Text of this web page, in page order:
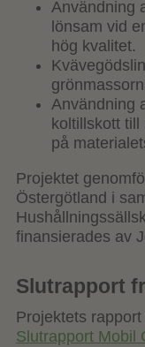
Användning
lönsam vid
hög kvalitet.
Användning
koltillskott
på
Projektet
Östergötland i
finansierades av
Slutrapport
Projektets
Slutrapport Mobil